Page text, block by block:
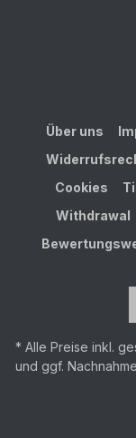
Über uns
Cookies
Withdrawal
* Alle Preise inkl.
und ggf.